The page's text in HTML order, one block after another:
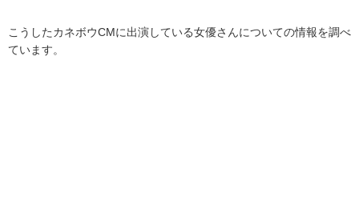
こうしたカネボウCM に出演している女優さんについての情報を調べ
ています。